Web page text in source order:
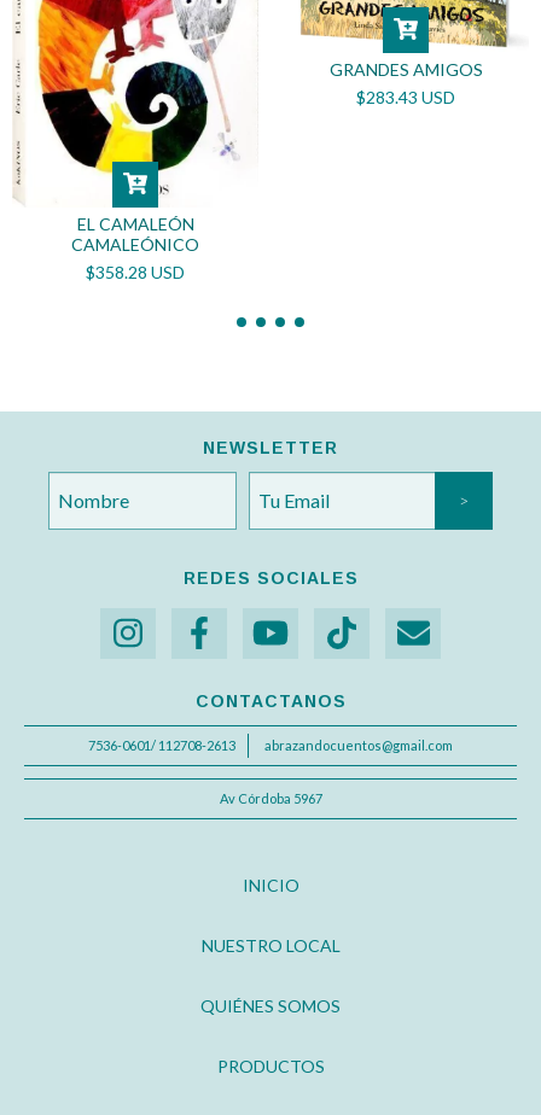
EL CAMALEÓN
CAMALEÓNICO
$358.28 USD
GRANDES AMIGOS
$283.43 USD
NEWSLETTER
REDES SOCIALES
CONTACTANOS
7536-0601/ 112708-2613 abrazandocuentos@gmail.com
Av Córdoba 5967
INICIO
NUESTRO LOCAL
QUIÉNES SOMOS
PRODUCTOS